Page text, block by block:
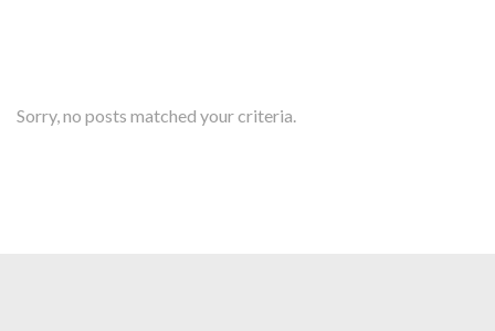
Sorry, no posts matched your criteria.